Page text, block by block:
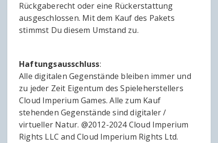
Rückgaberecht oder eine Rückerstattung
ausgeschlossen. Mit dem Kauf des Pakets
stimmst Du diesem Umstand zu.
Haftungsausschluss:
Alle digitalen Gegenstände bleiben immer und
zu jeder Zeit Eigentum des Spieleherstellers
Cloud Imperium Games. Alle zum Kauf
stehenden Gegenstände sind digitaler /
virtueller Natur. @2012-2024 Cloud Imperium
Rights LLC and Cloud Imperium Rights Ltd.